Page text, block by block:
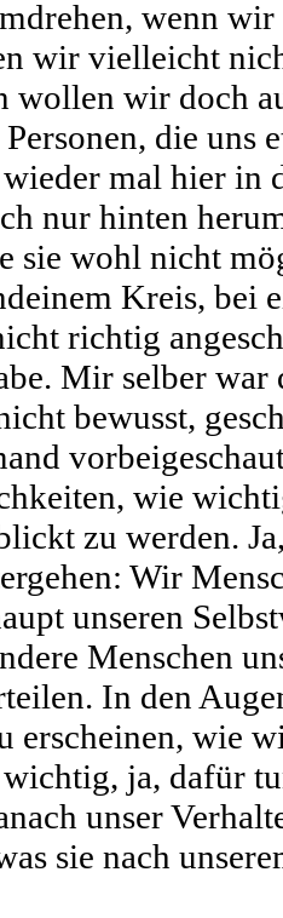
wenn
wir vielleicht
wollen wir doch
die uns
mal hier in
nur hinten
sie wohl nicht
Kreis, bei
richtig
Mir selber war
bewusst,
wie
zu werden.
Wir
unseren
Menschen
In den
erscheinen, wie
wichtig, ja, dafür
unser
sie nach